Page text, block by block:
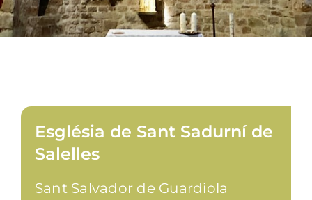
Església de Sant Sadurní de
Salelles
Sant Salvador de Guardiola